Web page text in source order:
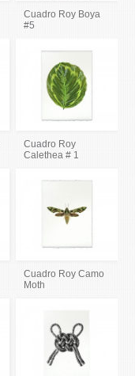
Cuadro Roy Boya
#5
Cuadro Roy
Calethea # 1
Cuadro Roy Camo
Moth